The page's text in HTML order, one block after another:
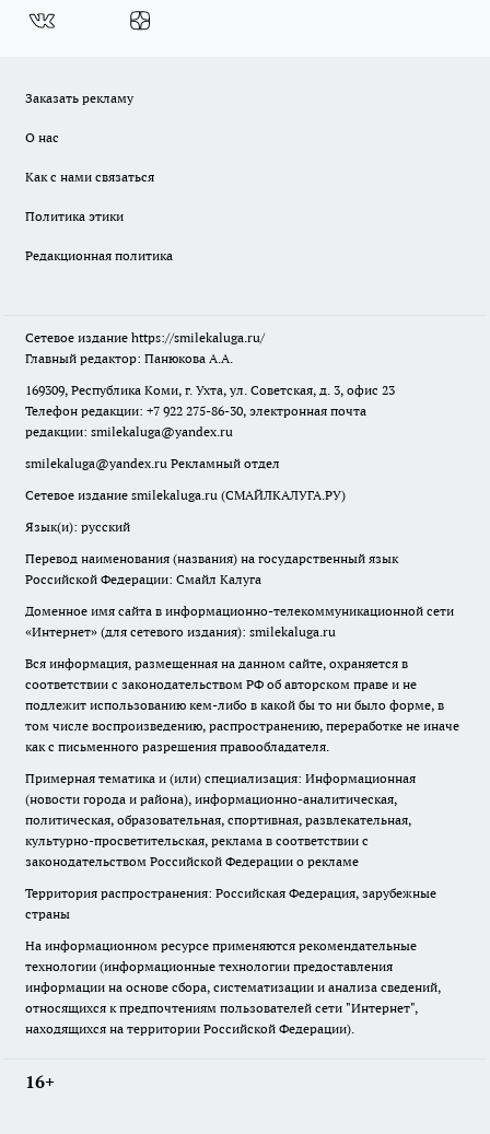
Заказать рекламу
О нас
Как с нами связаться
Политика этики
Редакционная политика
Сетевое издание https://smilekaluga.ru/
Главный редактор: Панюкова А.А.
169309, Республика Коми, г. Ухта, ул. Советская, д. 3, офис 23
Телефон редакции: +7 922 275-86-30, электронная почта
редакции: smilekaluga@yandex.ru
smilekaluga@yandex.ru Рекламный отдел
Сетевое издание smilekaluga.ru (СМАЙЛКАЛУГА.РУ)
Язык(и): русский
Перевод наименования (названия) на государственный язык
Российской Федерации: Смайл Калуга
Доменное имя сайта в информационно-телекоммуникационной сети
«Интернет» (для сетевого издания): smilekaluga.ru
Вся информация, размещенная на данном сайте, охраняется в
соответствии с законодательством РФ об авторском праве и не
подлежит использованию кем-либо в какой бы то ни было форме, в
том числе воспроизведению, распространению, переработке не иначе
как с письменного разрешения правообладателя.
Примерная тематика и (или) специализация: Информационная
(новости города и района), информационно-аналитическая,
политическая, образовательная, спортивная, развлекательная,
культурно-просветительская, реклама в соответствии с
законодательством Российской Федерации о рекламе
Территория распространения: Российская Федерация, зарубежные
страны
На информационном ресурсе применяются рекомендательные
технологии (информационные технологии предоставления
информации на основе сбора, систематизации и анализа сведений,
относящихся к предпочтениям пользователей сети "Интернет",
находящихся на территории Российской Федерации).
16+